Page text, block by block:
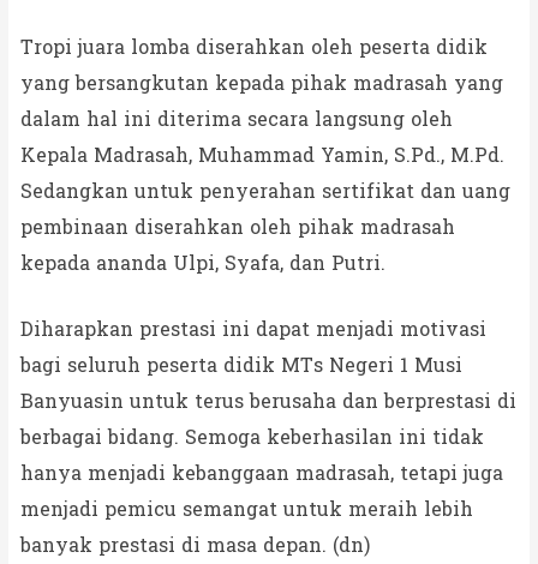
Tropi juara lomba diserahkan oleh peserta didik
yang bersangkutan kepada pihak madrasah yang
dalam hal ini diterima secara langsung oleh
Kepala Madrasah, Muhammad Yamin, S.Pd., M.Pd.
Sedangkan untuk penyerahan sertifikat dan uang
pembinaan diserahkan oleh pihak madrasah
kepada ananda Ulpi, Syafa, dan Putri.
Diharapkan prestasi ini dapat menjadi motivasi
bagi seluruh peserta didik MTs Negeri 1 Musi
Banyuasin untuk terus berusaha dan berprestasi di
berbagai bidang. Semoga keberhasilan ini tidak
hanya menjadi kebanggaan madrasah, tetapi juga
menjadi pemicu semangat untuk meraih lebih
banyak prestasi di masa depan. (dn)